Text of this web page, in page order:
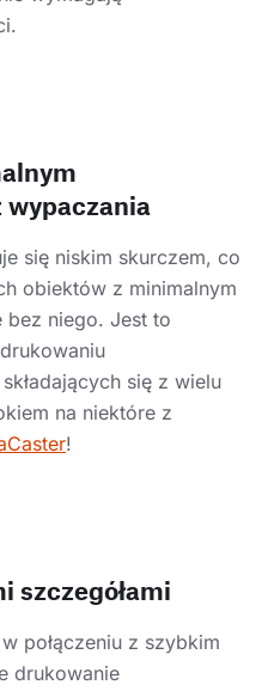
wypaczania
się niskim skurczem, co
obiektów z minimalnym
bez niego. Jest to
się z wielu
na niektóre z
!
szczegółami
połączeniu z szybkim
drukowanie